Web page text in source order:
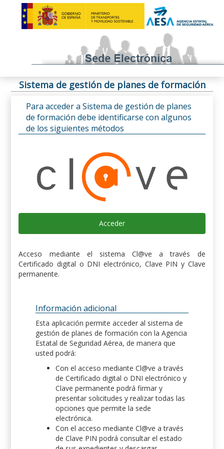
Sistema de gestión de planes de formación
Para acceder a Sistema de gestión de planes
de formación debe identificarse con algunos
de los siguientes métodos
Acceder
Acceso mediante el sistema Cl@ve a través de
Certificado digital o DNI electrónico, Clave PIN y Clave
permanente.
Información adicional
Esta aplicación permite acceder al sistema de
gestión de planes de formación con la Agencia
Estatal de Seguridad Aérea, de manera que
usted podrá:
Con el acceso mediante Cl@ve a través
de Certificado digital o DNI electrónico y
Clave permanente podrá firmar y
presentar solicitudes y realizar todas las
opciones que permite la sede
electrónica.
Con el acceso mediante Cl@ve a través
de Clave PIN podrá consultar el estado